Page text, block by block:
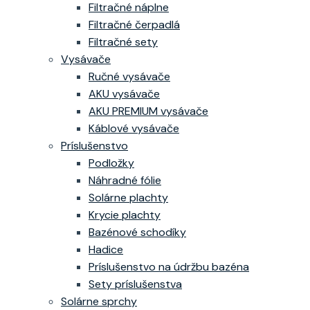
Filtračné náplne
Filtračné čerpadlá
Filtračné sety
Vysávače
Ručné vysávače
AKU vysávače
AKU PREMIUM vysávače
Káblové vysávače
Príslušenstvo
Podložky
Náhradné fólie
Solárne plachty
Krycie plachty
Bazénové schodíky
Hadice
Príslušenstvo na údržbu bazéna
Sety príslušenstva
Solárne sprchy